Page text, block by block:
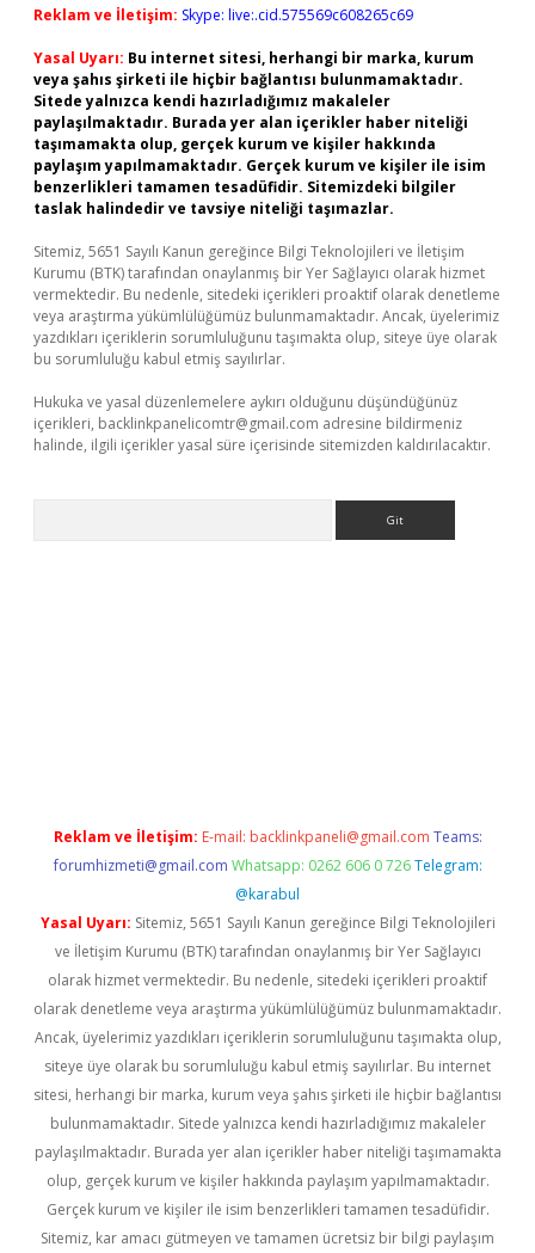
Reklam ve İletişim: Skype: live:.cid.575569c608265c69
Yasal Uyarı: Bu internet sitesi, herhangi bir marka, kurum
veya şahıs şirketi ile hiçbir bağlantısı bulunmamaktadır.
Sitede yalnızca kendi hazırladığımız makaleler
paylaşılmaktadır. Burada yer alan içerikler haber niteliği
taşımamakta olup, gerçek kurum ve kişiler hakkında
paylaşım yapılmamaktadır. Gerçek kurum ve kişiler ile isim
benzerlikleri tamamen tesadüfidir. Sitemizdeki bilgiler
taslak halindedir ve tavsiye niteliği taşımazlar.
Sitemiz, 5651 Sayılı Kanun gereğince Bilgi Teknolojileri ve İletişim
Kurumu (BTK) tarafından onaylanmış bir Yer Sağlayıcı olarak hizmet
vermektedir. Bu nedenle, sitedeki içerikleri proaktif olarak denetleme
veya araştırma yükümlülüğümüz bulunmamaktadır. Ancak, üyelerimiz
yazdıkları içeriklerin sorumluluğunu taşımakta olup, siteye üye olarak
bu sorumluluğu kabul etmiş sayılırlar.
Hukuka ve yasal düzenlemelere aykırı olduğunu düşündüğünüz
içerikleri, backlinkpanelicomtr@gmail.com adresine bildirmeniz
halinde, ilgili içerikler yasal süre içerisinde sitemizden kaldırılacaktır.
Reklam ve İletişim: E-mail: backlinkpaneli@gmail.com Teams:
forumhizmeti@gmail.com Whatsapp: 0262 606 0 726 Telegram:
@karabul
Yasal Uyarı: Sitemiz, 5651 Sayılı Kanun gereğince Bilgi Teknolojileri
ve İletişim Kurumu (BTK) tarafından onaylanmış bir Yer Sağlayıcı
olarak hizmet vermektedir. Bu nedenle, sitedeki içerikleri proaktif
olarak denetleme veya araştırma yükümlülüğümüz bulunmamaktadır.
Ancak, üyelerimiz yazdıkları içeriklerin sorumluluğunu taşımakta olup,
siteye üye olarak bu sorumluluğu kabul etmiş sayılırlar. Bu internet
sitesi, herhangi bir marka, kurum veya şahıs şirketi ile hiçbir bağlantısı
bulunmamaktadır. Sitede yalnızca kendi hazırladığımız makaleler
paylaşılmaktadır. Burada yer alan içerikler haber niteliği taşımamakta
olup, gerçek kurum ve kişiler hakkında paylaşım yapılmamaktadır.
Gerçek kurum ve kişiler ile isim benzerlikleri tamamen tesadüfidir.
Sitemiz, kar amacı gütmeyen ve tamamen ücretsiz bir bilgi paylaşım